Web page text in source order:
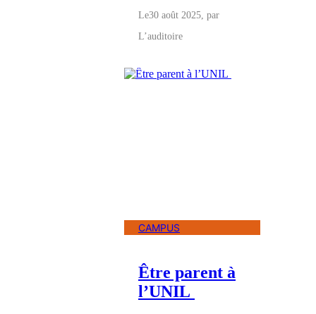
Le30 août 2025 , par
L’auditoire
CAMPUS
Être parent à
l’UNIL